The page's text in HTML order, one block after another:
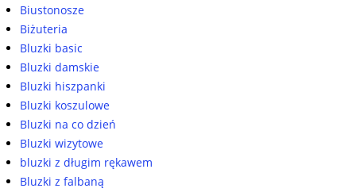
Biustonosze
Biżuteria
Bluzki basic
Bluzki damskie
Bluzki hiszpanki
Bluzki koszulowe
Bluzki na co dzień
Bluzki wizytowe
bluzki z długim rękawem
Bluzki z falbaną